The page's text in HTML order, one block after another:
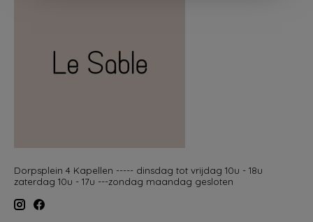
Dorpsplein 4 Kapellen ----- dinsdag tot vrijdag 10u - 18u
zaterdag 10u - 17u ---zondag maandag gesloten